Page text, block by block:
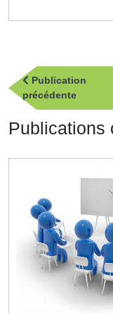
Navigation
de
l’article
Publication
précédente
Publications